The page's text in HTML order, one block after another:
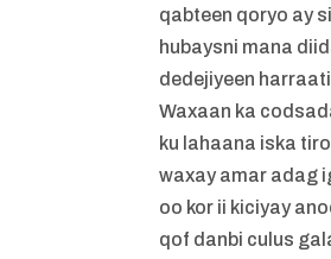
qabteen qoryo ay
hubaysni mana
dedejiyeen
Waxaan ka
ku lahaana iska
waxay amar adag
oo kor ii kiciyay
qof danbi culus